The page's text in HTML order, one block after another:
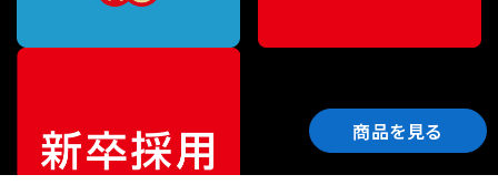
商品を見る